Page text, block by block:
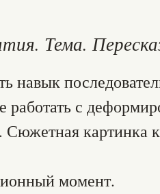
Тема.
навык
работать с
Сюжетная картинка
момент.